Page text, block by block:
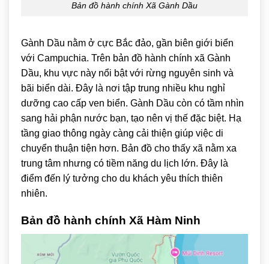
Bản đồ hành chính Xã Gành Dầu
Gành Dầu nằm ở cực Bắc đảo, gần biên giới biển
với Campuchia. Trên bản đồ hành chính xã Gành
Dầu, khu vực này nổi bật với rừng nguyên sinh và
bãi biển dài. Đây là nơi tập trung nhiều khu nghỉ
dưỡng cao cấp ven biển. Gành Dầu còn có tầm nhìn
sang hải phận nước bạn, tạo nên vị thế đặc biệt. Hạ
tầng giao thông ngày càng cải thiện giúp việc di
chuyển thuận tiện hơn. Bản đồ cho thấy xã nằm xa
trung tâm nhưng có tiềm năng du lịch lớn. Đây là
điểm đến lý tưởng cho du khách yêu thích thiên
nhiên.
Bản đồ hành chính Xã Hàm Ninh